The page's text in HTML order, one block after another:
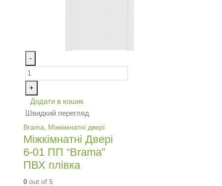
-
+
Додати в кошик
Швидкий перегляд
Brama Міжкімнатні двері
Міжкімнатні Двері
6-01 ПП “Brama”
ПВХ плівка
0 out of 5